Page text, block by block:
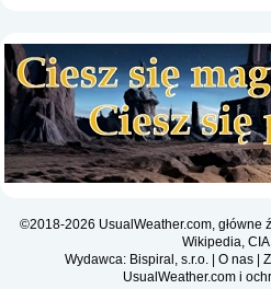
©2018-2026 UsualWeather.com, główne
Wikipedia,
Wydawca: Bispiral, s.r.o. | O nas|
UsualWeather.com i